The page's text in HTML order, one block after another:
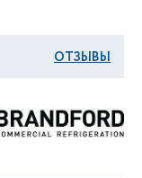
ОТЗЫВЫ